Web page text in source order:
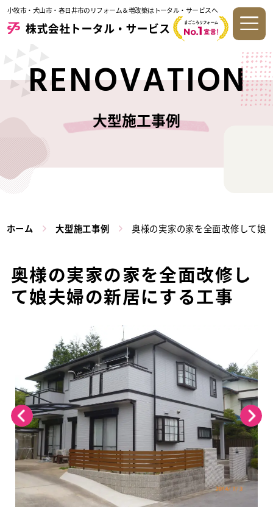
小牧市・犬山市・春日井市のリフォーム＆増改築はトータル・サービスへ
RENOVATION
大型施工事例
ホーム 大型施工事例 奥様の実家の家を全面改修して娘
奥様の実家の家を全面改修し
て娘夫婦の新居にする工事